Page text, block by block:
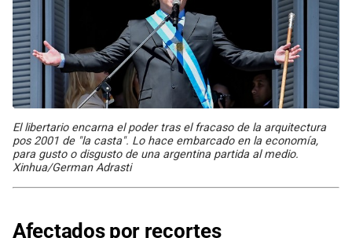
El libertario encarna el poder tras el fracaso de la arquitectura
pos 2001 de "la casta". Lo hace embarcado en la economía,
para gusto o disgusto de una argentina partida al medio.
Xinhua/German Adrasti
Afectados por recortes